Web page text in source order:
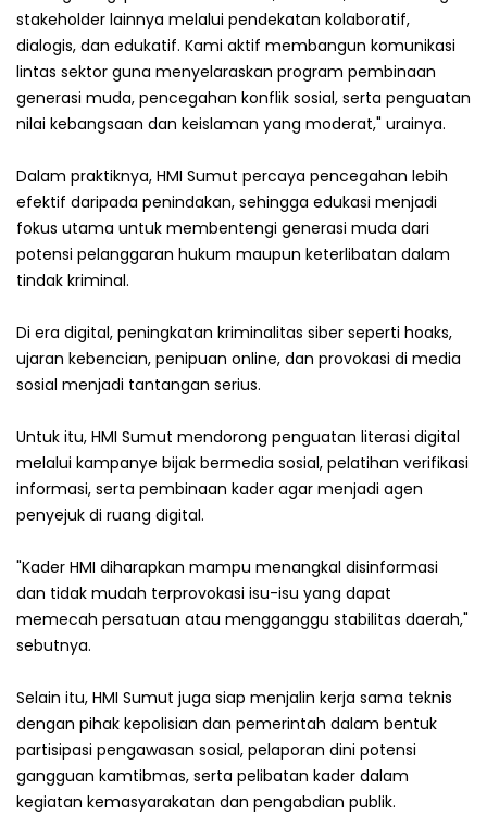
stakeholder lainnya melalui pendekatan kolaboratif,
dialogis, dan edukatif. Kami aktif membangun komunikasi
lintas sektor guna menyelaraskan program pembinaan
generasi muda, pencegahan konflik sosial, serta penguatan
nilai kebangsaan dan keislaman yang moderat," urainya.
Dalam praktiknya, HMI Sumut percaya pencegahan lebih
efektif daripada penindakan, sehingga edukasi menjadi
fokus utama untuk membentengi generasi muda dari
potensi pelanggaran hukum maupun keterlibatan dalam
tindak kriminal.
Di era digital, peningkatan kriminalitas siber seperti hoaks,
ujaran kebencian, penipuan online, dan provokasi di media
sosial menjadi tantangan serius.
Untuk itu, HMI Sumut mendorong penguatan literasi digital
melalui kampanye bijak bermedia sosial, pelatihan verifikasi
informasi, serta pembinaan kader agar menjadi agen
penyejuk di ruang digital.
"Kader HMI diharapkan mampu menangkal disinformasi
dan tidak mudah terprovokasi isu-isu yang dapat
memecah persatuan atau mengganggu stabilitas daerah,"
sebutnya.
Selain itu, HMI Sumut juga siap menjalin kerja sama teknis
dengan pihak kepolisian dan pemerintah dalam bentuk
partisipasi pengawasan sosial, pelaporan dini potensi
gangguan kamtibmas, serta pelibatan kader dalam
kegiatan kemasyarakatan dan pengabdian publik.